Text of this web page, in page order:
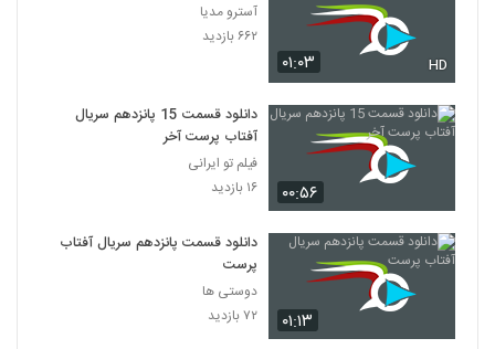
۰۱:۰۳ HD
آسترو مدیا
۶۶۲ بازدید
۰۰:۵۶
دانلود قسمت 15 پانزدهم سریال
آفتاب پرست آخر
فیلم تو ایرانی
۱۶ بازدید
۰۱:۱۳
دانلود قسمت پانزدهم سریال آفتاب
پرست
دوستی ها
۷۲ بازدید